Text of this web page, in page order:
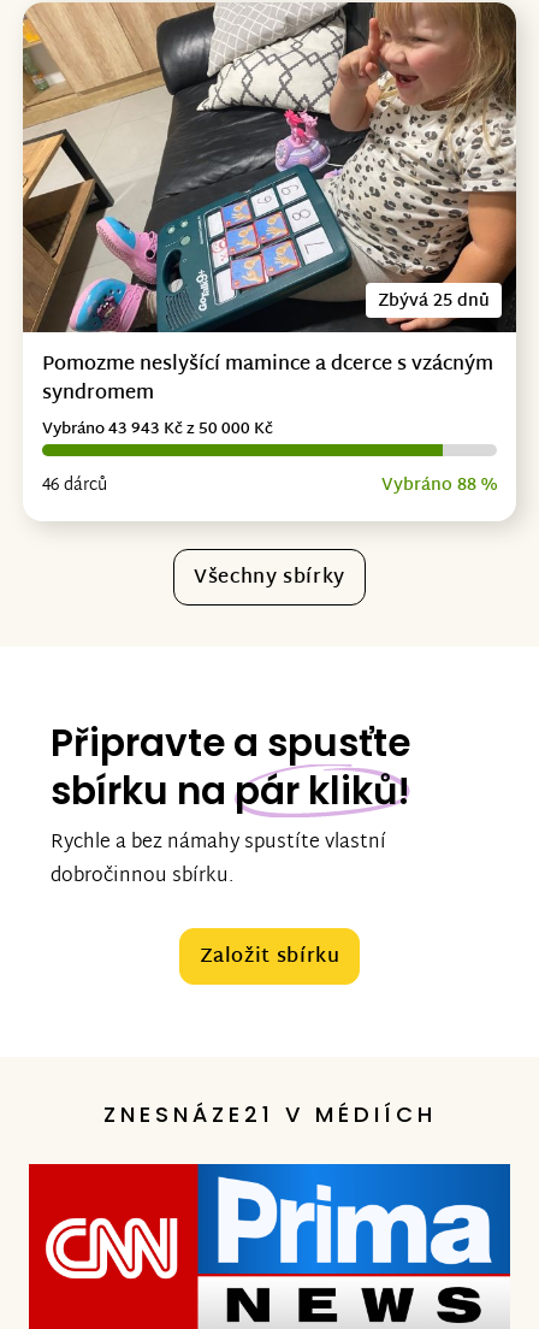
Zbývá 25 dnů
Pomozme neslyšící mamince a dcerce s vzácným
syndromem
46 dárců Vybráno 88 %
Vybráno 43 943 Kč z 50 000 Kč
Všechny sbírky
Připravte a spusťte
sbírku na pár kliků!
Rychle a bez námahy spustíte vlastní
dobročinnou sbírku.
Založit sbírku
ZNESNÁZE21 V MÉDIÍCH